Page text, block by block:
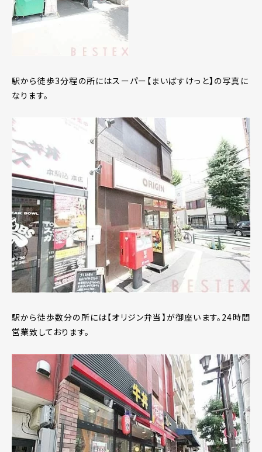
駅から徒歩3分程の所にはスーパー【まいばすけっと】の写真に
なります。
駅から徒歩数分の所には【オリジン弁当】が御座います。24時間
営業致しております。